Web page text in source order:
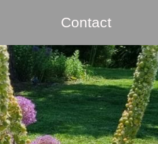
Contact